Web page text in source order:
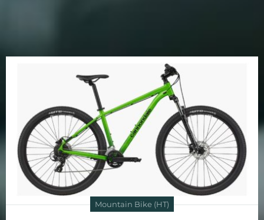
Mountain Bike (HT)